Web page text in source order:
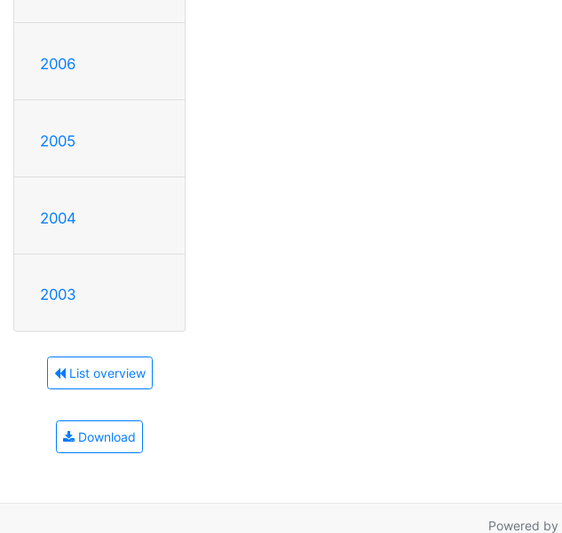
2006
2005
2004
2003
List overview
Download
Powered by